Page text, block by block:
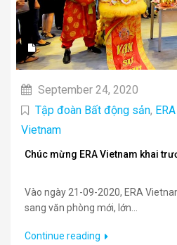
September 24, 2020
Tập đoàn Bất động sản,
Vietnam
Chúc mừng ERA Vietnam khai
Vào ngày 21-09-2020, ERA
sang văn phòng mới, lớn...
Continue reading